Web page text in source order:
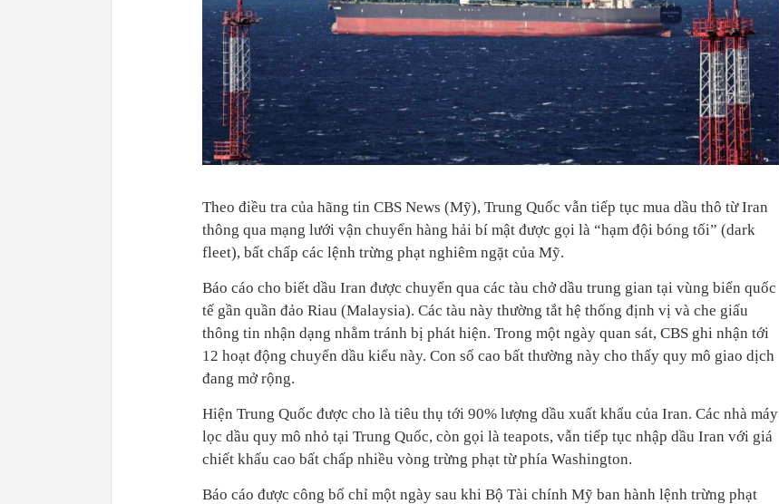
Theo điều tra của hãng tin CBS News (Mỹ), Trung Quốc vẫn tiếp tục mua dầu thô từ Iran
thông qua mạng lưới vận chuyển hàng hải bí mật được gọi là “hạm đội bóng tối” (dark
fleet), bất chấp các lệnh trừng phạt nghiêm ngặt của Mỹ.
Báo cáo cho biết dầu Iran được chuyển qua các tàu chở dầu trung gian tại vùng biển quốc
tế gần quần đảo Riau (Malaysia). Các tàu này thường tắt hệ thống định vị và che giấu
thông tin nhận dạng nhằm tránh bị phát hiện. Trong một ngày quan sát, CBS ghi nhận tới
12 hoạt động chuyển dầu kiểu này. Con số cao bất thường này cho thấy quy mô giao dịch
đang mở rộng.
Hiện Trung Quốc được cho là tiêu thụ tới 90% lượng dầu xuất khẩu của Iran. Các nhà máy
lọc dầu quy mô nhỏ tại Trung Quốc, còn gọi là teapots, vẫn tiếp tục nhập dầu Iran với giá
chiết khấu cao bất chấp nhiều vòng trừng phạt từ phía Washington.
Báo cáo được công bố chỉ một ngày sau khi Bộ Tài chính Mỹ ban hành lệnh trừng phạt